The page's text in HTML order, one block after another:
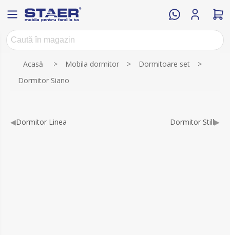
Acasă > Mobila dormitor > Dormitoare set
>
Dormitor Siano
◀Dormitor Linea Dormitor Still▶
Numele atributului Valoarea atributului